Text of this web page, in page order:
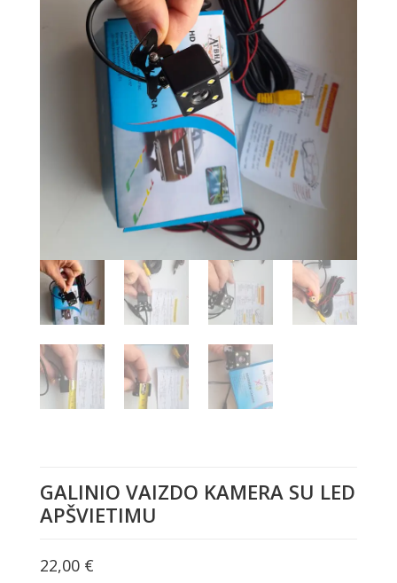
GALINIO VAIZDO KAMERA SU LED
APŠVIETIMU
22,00 €